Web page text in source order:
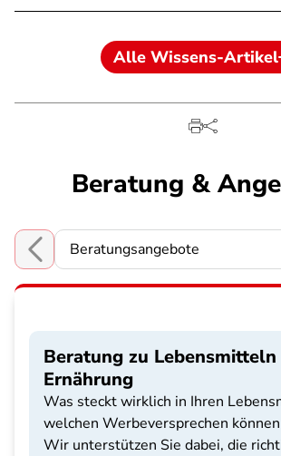
Alle Wissens-Artikel
Beratung &
Choose a section
Beratung zu Lebensmitteln
Ernährung
Was steckt wirklich in Ihren
welchen Werbeversprechen
Wir unterstützen Sie dabei, die